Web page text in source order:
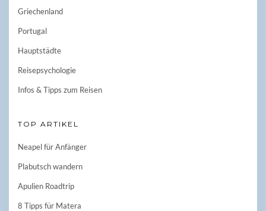
Griechenland
Portugal
Hauptstädte
Reisepsychologie
Infos & Tipps zum Reisen
TOP ARTIKEL
Neapel für Anfänger
Plabutsch wandern
Apulien Roadtrip
8 Tipps für Matera